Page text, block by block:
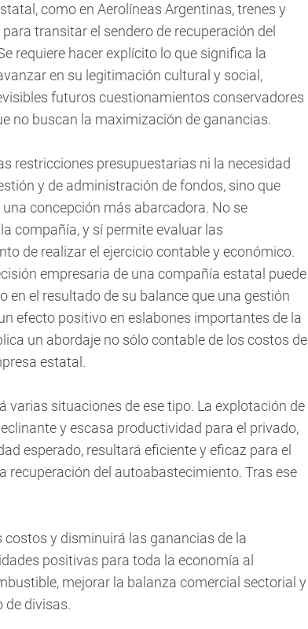
como en Aerolíneas Argentinas, trenes y
transitar el sendero de recuperación del
requiere hacer explícito lo que significa la
en su legitimación cultural y social,
futuros cuestionamientos conservadores
no buscan la maximización de ganancias.
restricciones presupuestarias ni la necesidad
y de administración de fondos, sino que
concepción más abarcadora. No se
compañía, y sí permite evaluar las
de realizar el ejercicio contable y económico.
empresaria de una compañía estatal puede
el resultado de su balance que una gestión
efecto positivo en eslabones importantes de la
un abordaje no sólo contable de los costos de
estatal.
varias situaciones de ese tipo. La explotación de
y escasa productividad para el privado,
esperado, resultará eficiente y eficaz para el
recuperación del autoabastecimiento. Tras ese
y disminuirá las ganancias de la
positivas para toda la economía al
mejorar la balanza comercial sectorial y
de divisas.